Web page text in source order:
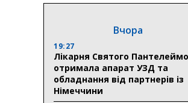
Вчора
19:27
Лікарня Святого
отримала апарат УЗД та
обладнання від партнерів із
Німеччини